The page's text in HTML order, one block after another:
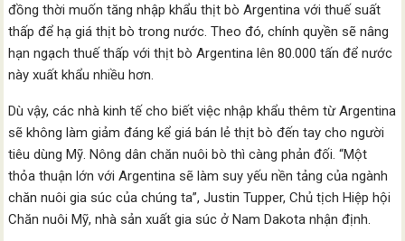
đồng thời muốn tăng nhập khẩu thịt bò Argentina với thuế suất
thấp để hạ giá thịt bò trong nước. Theo đó, chính quyền sẽ nâng
hạn ngạch thuế thấp với thịt bò Argentina lên 80.000 tấn để nước
này xuất khẩu nhiều hơn.
Dù vậy, các nhà kinh tế cho biết việc nhập khẩu thêm từ Argentina
sẽ không làm giảm đáng kể giá bán lẻ thịt bò đến tay cho người
tiêu dùng Mỹ. Nông dân chăn nuôi bò thì càng phản đối. “Một
thỏa thuận lớn với Argentina sẽ làm suy yếu nền tảng của ngành
chăn nuôi gia súc của chúng ta”, Justin Tupper, Chủ tịch Hiệp hội
Chăn nuôi Mỹ, nhà sản xuất gia súc ở Nam Dakota nhận định.